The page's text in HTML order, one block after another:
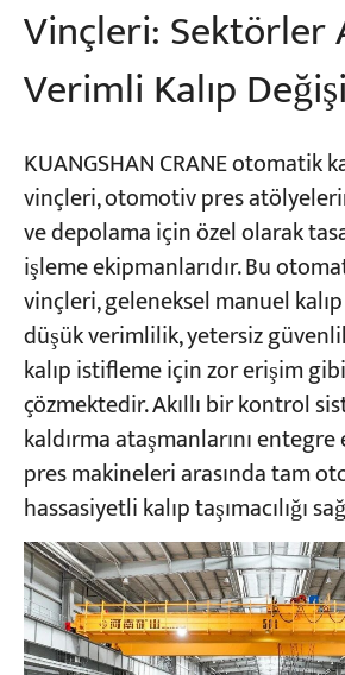
Vinçleri: Sektörler
Verimli Kalıp
KUANGSHAN CRANE otomatik
vinçleri, otomotiv pres
ve depolama için özel olarak
işleme ekipmanlarıdır. Bu
vinçleri, geleneksel manuel
düşük verimlilik, yetersiz
kalıp istifleme için zor erişim
çözmektedir. Akıllı bir kontrol
kaldırma ataşmanlarını
pres makineleri arasında tam
hassasiyetli kalıp taşımacılığı